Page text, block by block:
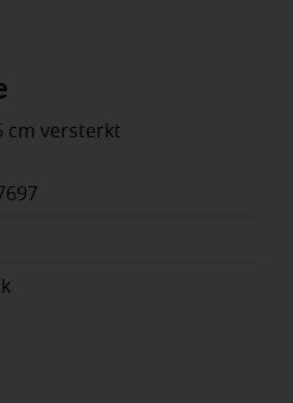
cm versterkt